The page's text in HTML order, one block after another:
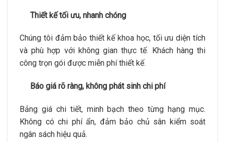
Thiết kế tối ưu, nhanh chóng
Chúng tôi đảm bảo thiết kế khoa học, tối ưu diện tích
và phù hợp với không gian thực tế. Khách hàng thi
công trọn gói được miễn phí thiết kế.
Báo giá rõ ràng, không phát sinh chi phí
Bảng giá chi tiết, minh bạch theo từng hạng mục.
Không có chi phí ẩn, đảm bảo chủ sân kiểm soát
ngân sách hiệu quả.